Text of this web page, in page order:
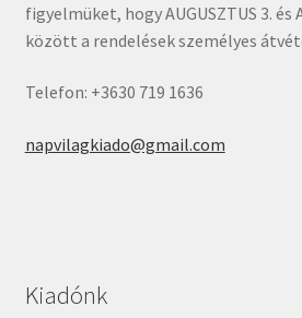
figyelmüket, hogy AUGUSZTUS 3. és
között a rendelések személyes
Telefon: +3630 719 1636
napvilagkiado@gmail.com
Kiadónk